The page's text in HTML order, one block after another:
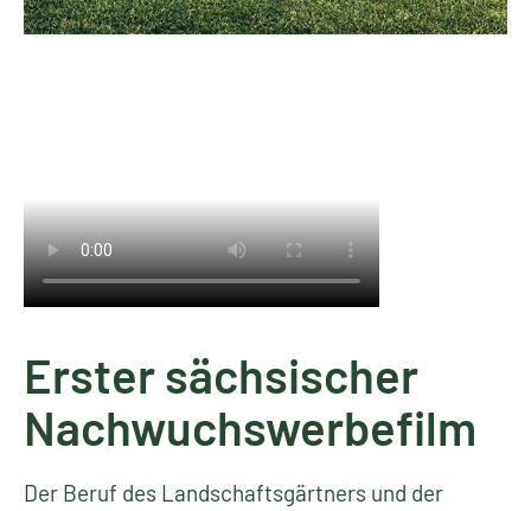
Erster sächsischer
Nachwuchswerbefilm
Der Beruf des Landschaftsgärtners und der